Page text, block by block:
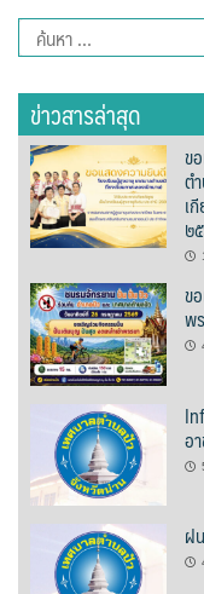
Amante Baristro
C View Home
Deply
Go Hight ‘O Village
HOMU Villa
Montha Residence
Shanti – Retreat
กรีนฮิลล์รีสอร์ท
ก๋างโต้งคอฟฟี่รีสอร์ท
ชมพูภูคารีสอร์ท
ต้นแหลงโฮมสเตย์
ค้นหา
สำหรับ:
ข่าวสารล่าสุด
ข
ต
เ
๒
ข
พ
อ
ฝ